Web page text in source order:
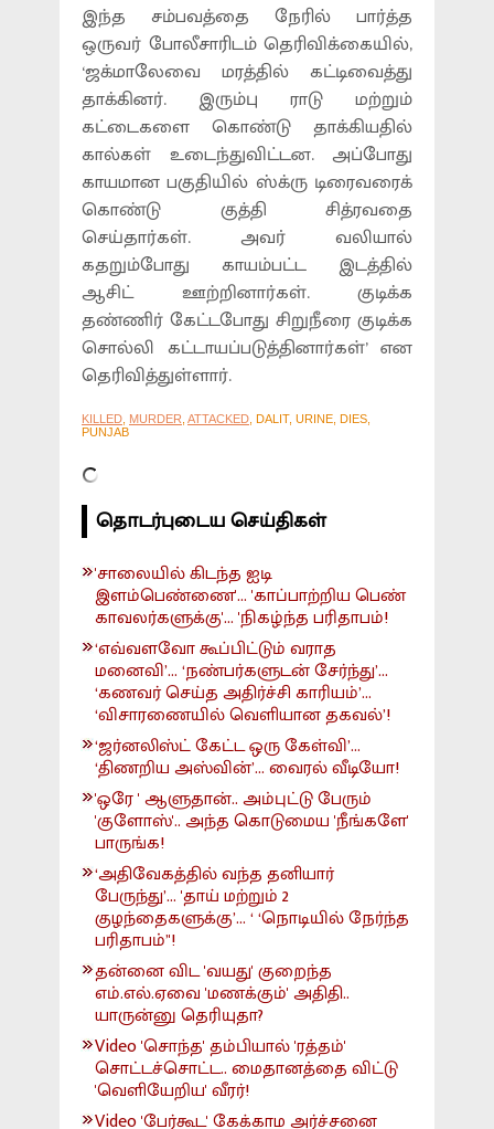
இந்த சம்பவத்தை நேரில் பார்த்த
ஒருவர் போலீசாரிடம் தெரிவிக்கையில்,
‘ஜக்மாலேவை மரத்தில் கட்டிவைத்து
தாக்கினர். இரும்பு ராடு மற்றும்
கட்டைகளை கொண்டு தாக்கியதில்
கால்கள் உடைந்துவிட்டன. அப்போது
காயமான பகுதியில் ஸ்க்ரு டிரைவரைக்
கொண்டு குத்தி சித்ரவதை
செய்தார்கள். அவர் வலியால்
கதறும்போது காயம்பட்ட இடத்தில்
ஆசிட் ஊற்றினார்கள். குடிக்க
தண்ணிர் கேட்டபோது சிறுநீரை குடிக்க
சொல்லி கட்டாயப்படுத்தினார்கள்’ என
தெரிவித்துள்ளார்.
KILLED, MURDER, ATTACKED, DALIT, URINE, DIES,
PUNJAB
தொடர்புடைய செய்திகள்
'சாலையில் கிடந்த ஐடி
இளம்பெண்ணை'... 'காப்பாற்றிய பெண்
காவலர்களுக்கு'... 'நிகழ்ந்த பரிதாபம்!
‘எவ்வளவோ கூப்பிட்டும் வராத
மனைவி’... ‘நண்பர்களுடன் சேர்ந்து’...
‘கணவர் செய்த அதிர்ச்சி காரியம்’...
‘விசாரணையில் வெளியான தகவல்’!
‘ஜர்னலிஸ்ட் கேட்ட ஒரு கேள்வி’...
‘திணறிய அஸ்வின்’... வைரல் வீடியோ!
'ஒரே ' ஆளுதான்.. அம்புட்டு பேரும்
'குளோஸ்'.. அந்த கொடுமைய 'நீங்களே'
பாருங்க!
‘அதிவேகத்தில் வந்த தனியார்
பேருந்து’... 'தாய் மற்றும் 2
குழந்தைகளுக்கு’... ‘ ‘நொடியில் நேர்ந்த
பரிதாபம்’'!
தன்னை விட 'வயது' குறைந்த
எம்.எல்.ஏவை 'மணக்கும்' அதிதி..
யாருன்னு தெரியுதா?
Video 'சொந்த' தம்பியால் 'ரத்தம்'
சொட்டச்சொட்ட.. மைதானத்தை விட்டு
'வெளியேறிய' வீரர்!
Video 'பேர்கூட' கேக்காம அர்ச்சனை